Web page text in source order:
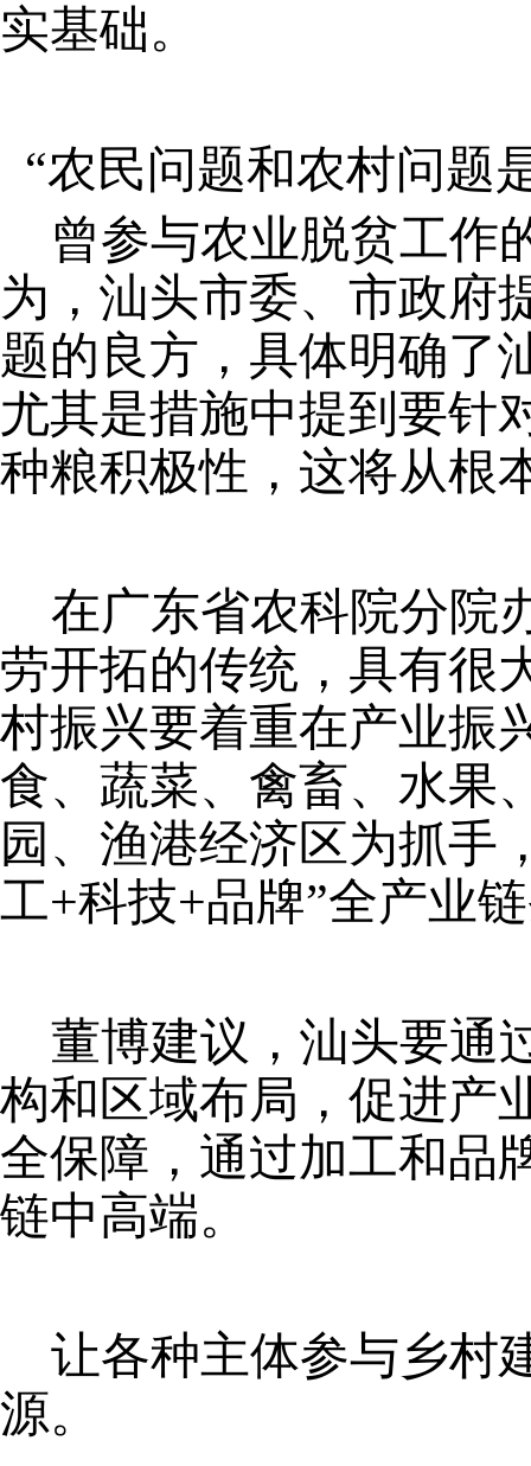
实基础。
“农民问题和农村问题
曾参与农业脱贫工作
为，汕头市委、市政府
题的良方，具体明确了
尤其是措施中提到要针
种粮积极性，这将从根
在广东省农科院分院
劳开拓的传统，具有很
村振兴要着重在产业振
食、蔬菜、禽畜、水果
园、渔港经济区为抓手
工+科技+品牌”全产业
董博建议，汕头要通
构和区域布局，促进产
全保障，通过加工和品
链中高端。
让各种主体参与乡村
源。